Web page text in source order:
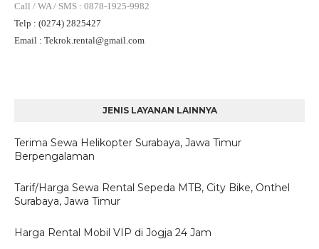
Call / WA / SMS : 0878-1925-9982
Telp : (0274) 2825427
Email : Tekrok.rental@gmail.com
JENIS LAYANAN LAINNYA
Terima Sewa Helikopter Surabaya, Jawa Timur
Berpengalaman
Tarif/Harga Sewa Rental Sepeda MTB, City Bike, Onthel
Surabaya, Jawa Timur
Harga Rental Mobil VIP di Jogja 24 Jam